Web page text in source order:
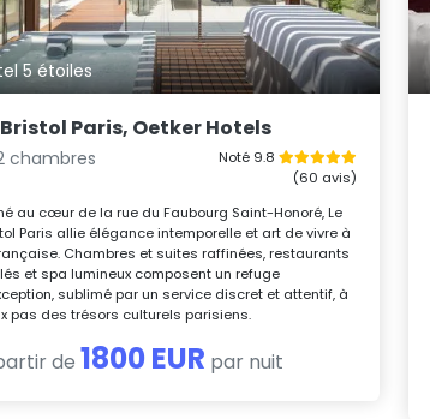
5 étoiles
Bristol Paris, Oetker Hotels
chambres
Noté 9.8
(60 avis)
au cœur de la rue du Faubourg Saint-Honoré, Le
Paris allie élégance intemporelle et art de vivre à
Chambres et suites raffinées, restaurants
et spa lumineux composent un refuge
sublimé par un service discret et attentif, à
pas des trésors culturels parisiens.
de 1800 EUR par nuit